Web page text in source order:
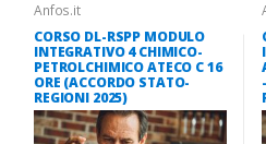
Anfos.it
CORSO DL-RSPP MODULO
INTEGRATIVO 4 CHIMICO-
PETROLCHIMICO ATECO C 16
ORE (ACCORDO STATO-
REGIONI 2025)